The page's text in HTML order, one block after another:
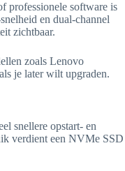
professionele software is
en dual-channel
zichtbaar.
zoals Lenovo
je later wilt upgraden.
snellere opstart- en
verdient een NVMe SSD